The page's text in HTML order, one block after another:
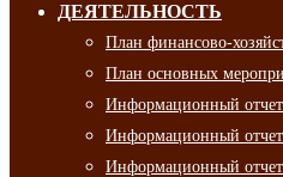
ДЕЯТЕЛЬНОСТЬ
План финансово-
План основных
Информационный
Информационный
Информационный